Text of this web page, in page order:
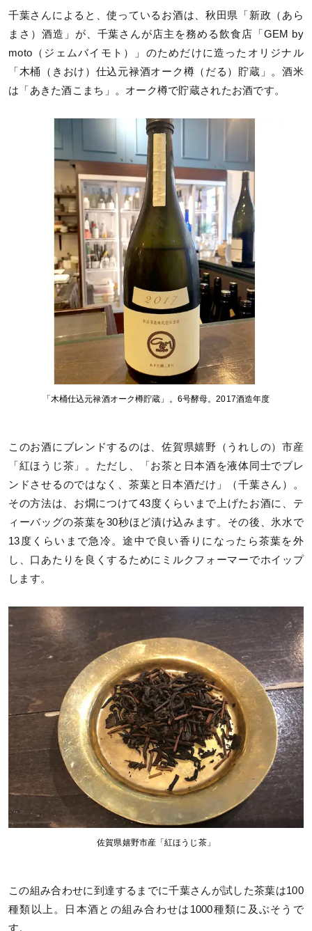
千葉さんによると、使っているお酒は、秋田県「新政（あら
まさ）酒造」が、千葉さんが店主を務める飲食店「GEM by
moto（ジェムバイモト）」のためだけに造ったオリジナル
「木桶（きおけ）仕込元禄酒オーク樽（だる）貯蔵」。酒米
は「あきた酒こまち」。オーク樽で貯蔵されたお酒です。
「木桶仕込元禄酒オーク樽貯蔵」。6号酵母。2017酒造年度
このお酒にブレンドするのは、佐賀県嬉野（うれしの）市産
「紅ほうじ茶」。ただし、「お茶と日本酒を液体同士でブレ
ンドさせるのではなく、茶葉と日本酒だけ」（千葉さん）。
その方法は、お燗につけて43度くらいまで上げたお酒に、テ
ィーバッグの茶葉を30秒ほど漬け込みます。その後、氷水で
13度くらいまで急冷。途中で良い香りになったら茶葉を外
し、口あたりを良くするためにミルクフォーマーでホイップ
します。
佐賀県嬉野市産「紅ほうじ茶」
この組み合わせに到達するまでに千葉さんが試した茶葉は100
種類以上。日本酒との組み合わせは1000種類に及ぶそうで
す。